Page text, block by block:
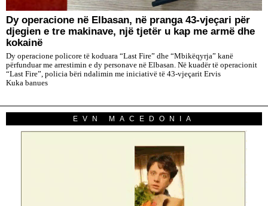
Dy operacione në Elbasan, në pranga 43-vjeçari për
djegien e tre makinave, një tjetër u kap me armë dhe
kokainë
Dy operacione policore të koduara “Last Fire” dhe “Mbikëqyrja” kanë
përfunduar me arrestimin e dy personave në Elbasan. Në kuadër të operacionit
“Last Fire”, policia bëri ndalimin me iniciativë të 43-vjeçarit Ervis
Kuka banues
EVN MACEDONIA